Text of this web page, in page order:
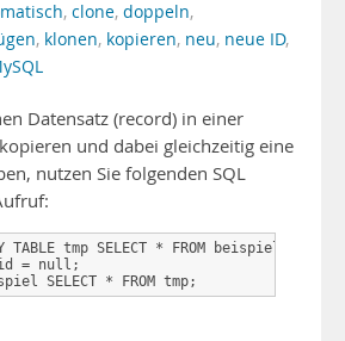
, clone, doppeln,
, klonen, kopieren, neu, neue ID,
Datensatz (record) in einer
und dabei gleichzeitig eine
nutzen Sie folgenden SQL
TABLE tmp SELECT * FROM beispiel
id = null;
SELECT * FROM tmp;